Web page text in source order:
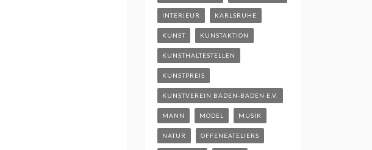
INTERIEUR KARLSRUHE
KUNST KUNSTAKTION
KUNSTHALTESTELLEN
KUNSTPREIS
KUNSTVEREIN BADEN-BADEN E.V.
MANN MODEL MUSIK
NATUR OFFENEATELIERS